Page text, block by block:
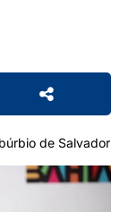
de Salvador